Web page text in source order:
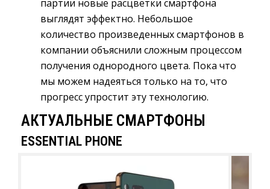
партии новые расцветки смартфона
выглядят эффектно. Небольшое
количество произведенных смартфонов в
компании объяснили сложным процессом
получения однородного цвета. Пока что
мы можем надеяться только на то, что
прогресс упростит эту технологию.
АКТУАЛЬНЫЕ СМАРТФОНЫ
ESSENTIAL PHONE